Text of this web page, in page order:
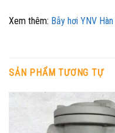
Xem thêm: Bẫy hơi YNV Hàn
SẢN PHẨM TƯƠNG TỰ